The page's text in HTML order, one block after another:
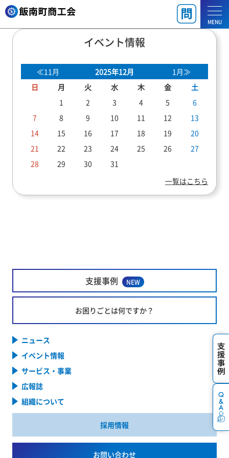
MENU
イベント情報
≪11月 2025年12月
1月≫
日
月 火 水 木 金
土
1
2 3 4 5
6
7
8 9 10 11 12
13
14
15 16 17 18 19
20
21
22 23 24 25 26
27
28
29 30
31
一覧はこちら
支援事例 NEW
お困りごとは何ですか？
ニュース
イベント情報
サービス・事業
広報誌
組織について
採用情報
お問い合わせ